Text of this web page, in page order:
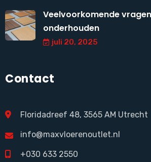
Veelvoorkomende
onderhouden
juli 20, 2025
Contact
Floridadreef 48, 3565 AM Utrecht
info@maxvloerenoutlet.nl
+030 633 2550